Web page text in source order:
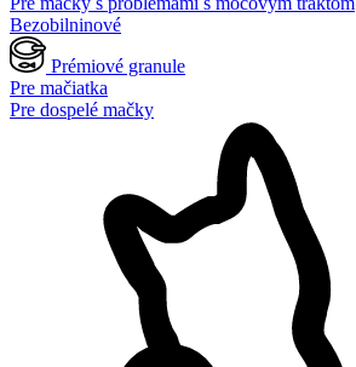
Bezobilninové
Prémiové granule
Pre mačiatka
Pre dospelé mačky